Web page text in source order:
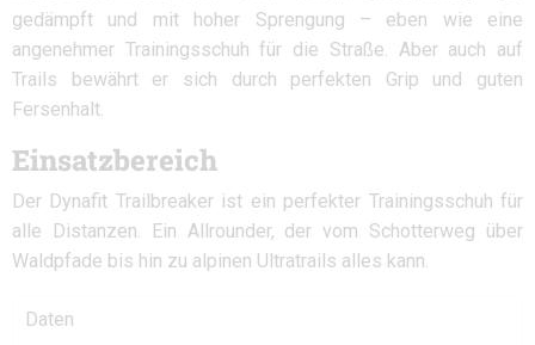
gedämpft und mit hoher Sprengung – eben wie eine
angenehmer Trainingsschuh für die Straße. Aber auch auf
Trails bewährt er sich durch perfekten Grip und guten
Fersenhalt.
Einsatzbereich
Der Dynafit Trailbreaker ist ein perfekter Trainingsschuh für
alle Distanzen. Ein Allrounder, der vom Schotterweg über
Waldpfade bis hin zu alpinen Ultratrails alles kann.
Daten